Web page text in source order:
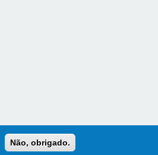
Não, obrigado.